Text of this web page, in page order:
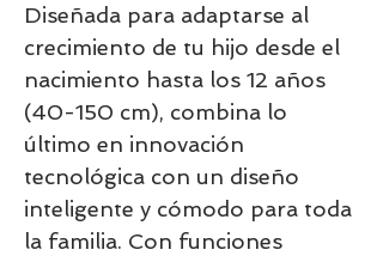
Diseñada para adaptarse al
crecimiento de tu hijo desde el
nacimiento hasta los 12 años
(40-150 cm), combina lo
último en innovación
tecnológica con un diseño
inteligente y cómodo para toda
la familia. Con funciones